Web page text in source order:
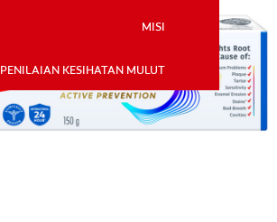
MISI
MISI
PENILAIAN KESIHATAN MULUT